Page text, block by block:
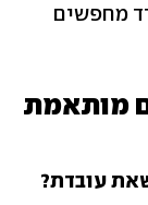
מחפשים
מותאמת
עובדת?